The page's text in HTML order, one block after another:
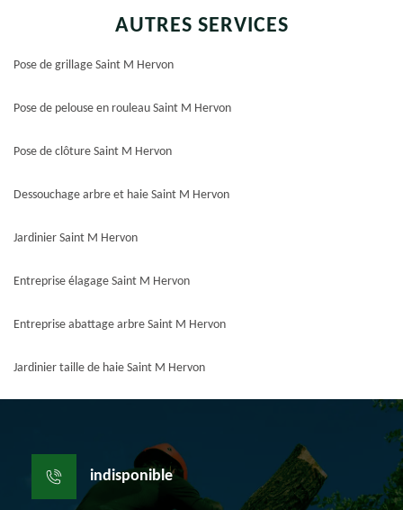
AUTRES SERVICES
Pose de grillage Saint M Hervon
Pose de pelouse en rouleau Saint M Hervon
Pose de clôture Saint M Hervon
Dessouchage arbre et haie Saint M Hervon
Jardinier Saint M Hervon
Entreprise élagage Saint M Hervon
Entreprise abattage arbre Saint M Hervon
Jardinier taille de haie Saint M Hervon
indisponible